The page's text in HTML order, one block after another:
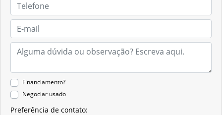
Financiamento?
Negociar usado
Preferência de contato: